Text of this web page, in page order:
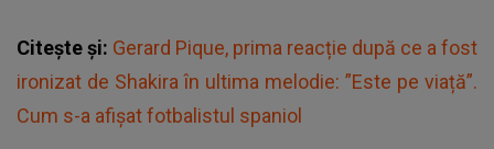
Citește și: Gerard Pique, prima reacție după ce a fost
ironizat de Shakira în ultima melodie: ”Este pe viață”.
Cum s-a afișat fotbalistul spaniol